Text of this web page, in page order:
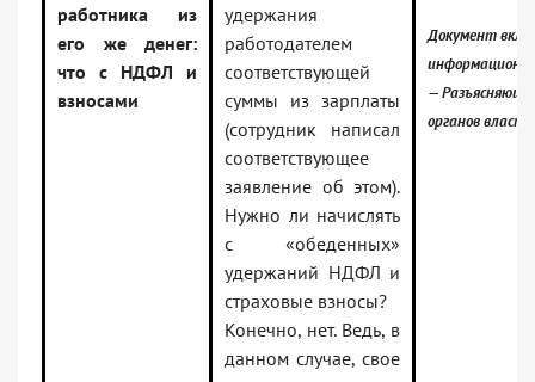
работника из
его же денег:
что с НДФЛ и
взносами
удержания
работодателем
соответствующей
суммы из зарплаты
(сотрудник написал
соответствующее
заявление об этом).
Нужно ли начислять
с «обеденных»
удержаний НДФЛ и
страховые взносы?
Конечно, нет. Ведь, в
данном случае, свое
Документ
—
органов власти